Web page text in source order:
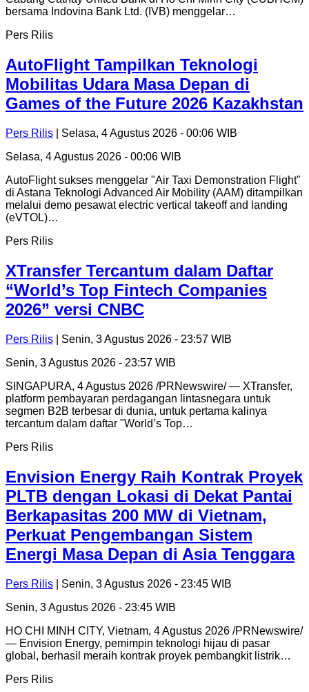
bersama Indovina Bank Ltd. (IVB) menggelar…
Pers Rilis
AutoFlight Tampilkan Teknologi
Mobilitas Udara Masa Depan di
Games of the Future 2026 Kazakhstan
Pers Rilis | Selasa, 4 Agustus 2026 - 00:06 WIB
Selasa, 4 Agustus 2026 - 00:06 WIB
AutoFlight sukses menggelar "Air Taxi Demonstration Flight"
di Astana Teknologi Advanced Air Mobility (AAM) ditampilkan
melalui demo pesawat electric vertical takeoff and landing
(eVTOL)…
Pers Rilis
XTransfer Tercantum dalam Daftar
“World’s Top Fintech Companies
2026” versi CNBC
Pers Rilis | Senin, 3 Agustus 2026 - 23:57 WIB
Senin, 3 Agustus 2026 - 23:57 WIB
SINGAPURA, 4 Agustus 2026 /PRNewswire/ — XTransfer,
platform pembayaran perdagangan lintasnegara untuk
segmen B2B terbesar di dunia, untuk pertama kalinya
tercantum dalam daftar "World’s Top…
Pers Rilis
Envision Energy Raih Kontrak Proyek
PLTB dengan Lokasi di Dekat Pantai
Berkapasitas 200 MW di Vietnam,
Perkuat Pengembangan Sistem
Energi Masa Depan di Asia Tenggara
Pers Rilis | Senin, 3 Agustus 2026 - 23:45 WIB
Senin, 3 Agustus 2026 - 23:45 WIB
HO CHI MINH CITY, Vietnam, 4 Agustus 2026 /PRNewswire/
— Envision Energy, pemimpin teknologi hijau di pasar
global, berhasil meraih kontrak proyek pembangkit listrik…
Pers Rilis